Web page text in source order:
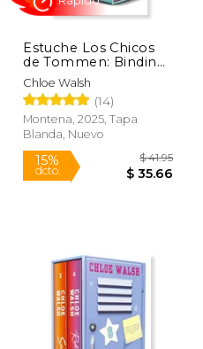
50%
Estuche Los Chicos
de Tommen: Binding
13 y Keeping 13
(Johnny y Shannon)
Chloe Walsh
(14)
Montena, 2025, Tapa
Blanda, Nuevo